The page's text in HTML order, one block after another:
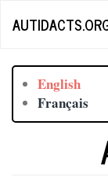
English
Français